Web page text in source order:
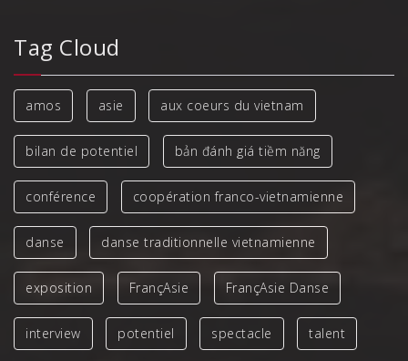
Tag Cloud
amos asie aux coeurs du vietnam
bilan de potentiel bản đánh giá tiềm năng
conférence coopération franco-vietnamienne
danse danse traditionnelle vietnamienne
exposition FrançAsie FrançAsie Danse
interview potentiel spectacle talent